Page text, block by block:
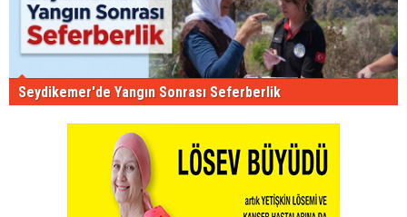
Seydikemer'de Yangın Sonrası Seferberlik